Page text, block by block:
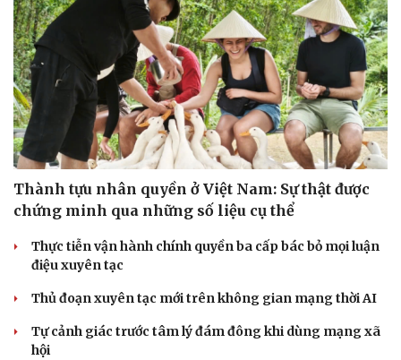
Thành tựu nhân quyền ở Việt Nam: Sự thật được
chứng minh qua những số liệu cụ thể
Thực tiễn vận hành chính quyền ba cấp bác bỏ mọi luận
điệu xuyên tạc
Thủ đoạn xuyên tạc mới trên không gian mạng thời AI
Tự cảnh giác trước tâm lý đám đông khi dùng mạng xã
hội